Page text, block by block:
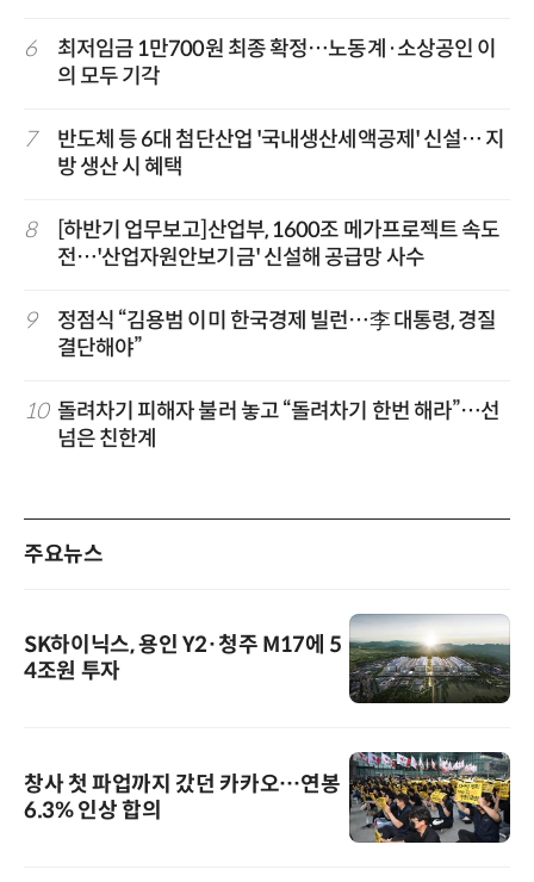
6
최저임금 1만700원 최종 확정…노동계·소상공인 이
의 모두 기각
7
반도체 등 6대 첨단산업 '국내생산세액공제' 신설… 지
방 생산 시 혜택
8
[하반기 업무보고]산업부, 1600조 메가프로젝트 속도
전…'산업자원안보기금' 신설해 공급망 사수
9
정점식 “김용범 이미 한국경제 빌런…李 대통령, 경질
결단해야”
10 돌려차기 피해자 불러 놓고 “돌려차기 한번 해라”…선
넘은 친한계
주요뉴스
SK하이닉스, 용인 Y2·청주 M17에 5
4조원 투자
창사 첫 파업까지 갔던 카카오…연봉
6.3% 인상 합의